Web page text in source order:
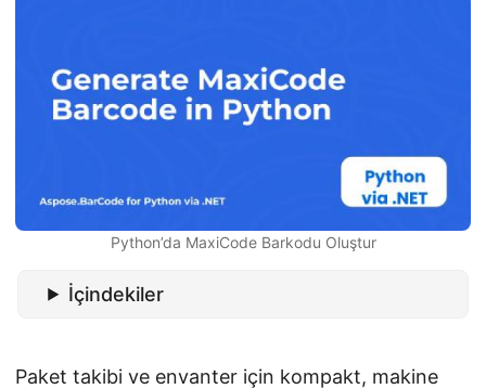
Python’da MaxiCode Barkodu Oluştur
İçindekiler
Paket takibi ve envanter için kompakt, makine